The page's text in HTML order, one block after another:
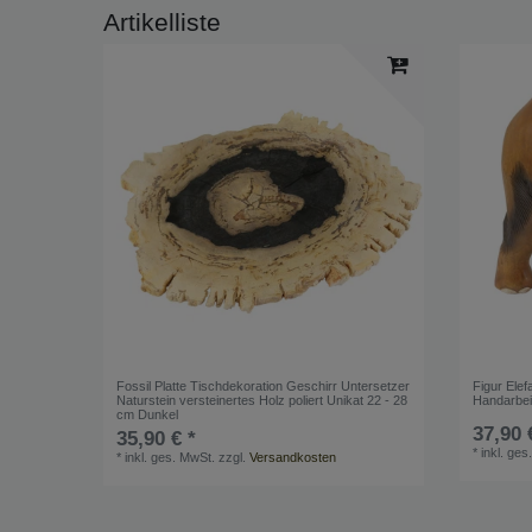
Artikelliste
Fossil Platte Tischdekoration Geschirr Untersetzer
Naturstein versteinertes Holz poliert Unikat 22 - 28
cm Dunkel
35,90 € *
* inkl. ges. MwSt. zzgl.Versandkosten
Figur
37,90
* inkl.